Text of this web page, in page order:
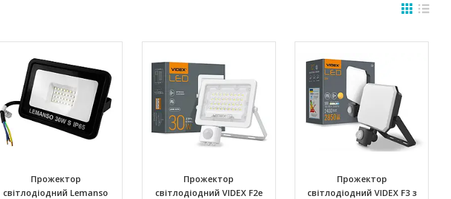
Прожектор
світлодіодний Lemanso
Прожектор
світлодіодний VIDEX F2e
Прожектор
світлодіодний VIDEX F3 з